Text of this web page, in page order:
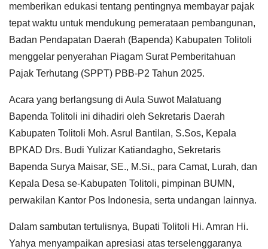
memberikan edukasi tentang pentingnya membayar pajak
tepat waktu untuk mendukung pemerataan pembangunan,
Badan Pendapatan Daerah (Bapenda) Kabupaten Tolitoli
menggelar penyerahan Piagam Surat Pemberitahuan
Pajak Terhutang (SPPT) PBB-P2 Tahun 2025.
Acara yang berlangsung di Aula Suwot Malatuang
Bapenda Tolitoli ini dihadiri oleh Sekretaris Daerah
Kabupaten Tolitoli Moh. Asrul Bantilan, S.Sos, Kepala
BPKAD Drs. Budi Yulizar Katiandagho, Sekretaris
Bapenda Surya Maisar, SE., M.Si., para Camat, Lurah, dan
Kepala Desa se-Kabupaten Tolitoli, pimpinan BUMN,
perwakilan Kantor Pos Indonesia, serta undangan lainnya.
Dalam sambutan tertulisnya, Bupati Tolitoli Hi. Amran Hi.
Yahya menyampaikan apresiasi atas terselenggaranya